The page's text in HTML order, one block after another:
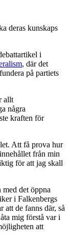
deras kunskaps
i
, där det
på partiets
allt
några
kraften för
Att få prova hur
från min
för att jag skall
det öppna
i Falkenbergs
att de fanns där, så
mig förstå var i
att